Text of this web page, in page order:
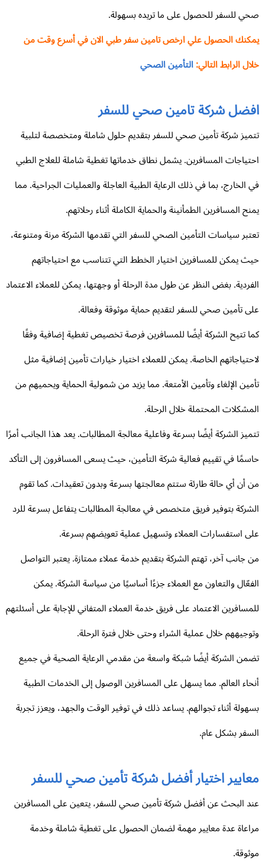
للسفر للحصول على ما تريده بسهولة.
الحصول علي ارخص تامين سفر طبي الان في أسرع وقت من
الرابط التالي:التأمين الصحي
شركة تامين صحي للسفر
شركة تأمين صحي للسفر بتقديم حلول شاملة ومتخصصة لتلبية
المسافرين. يشمل نطاق خدماتها تغطية شاملة للعلاج الطبي
الخارج، بما في ذلك الرعاية الطبية العاجلة والعمليات الجراحية. مما
المسافرين الطمأنينة والحماية الكاملة أثناء رحلاتهم.
سياسات التأمين الصحي للسفر التي تقدمها الشركة مرنة ومتنوعة،
يمكن للمسافرين اختيار الخطط التي تتناسب مع احتياجاتهم
بغض النظر عن طول مدة الرحلة أو وجهتها، يمكن للعملاء الاعتماد
تأمين صحي للسفر لتقديم حماية موثوقة وفعالة.
تتيح الشركة أيضًا للمسافرين فرصة تخصيص تغطية إضافية وفقًا
الخاصة. يمكن للعملاء اختيار خيارات تأمين إضافية مثل
الإلغاء وتأمين الأمتعة. مما يزيد من شمولية الحماية ويحميهم من
المحتملة خلال الرحلة.
الشركة أيضًا بسرعة وفاعلية معالجة المطالبات. يعد هذا الجانب أمرًا
في تقييم فعالية شركة التأمين، حيث يسعى المسافرون إلى التأكد
أن أي حالة طارئة ستتم معالجتها بسرعة وبدون تعقيدات. كما تقوم
بتوفير فريق متخصص في معالجة المطالبات يتفاعل بسرعة للرد
استفسارات العملاء وتسهيل عملية تعويضهم بسرعة.
جانب آخر، تهتم الشركة بتقديم خدمة عملاء ممتازة. يعتبر التواصل
والتعاون مع العملاء جزءًا أساسيًا من سياسة الشركة. يمكن
الاعتماد على فريق خدمة العملاء المتفاني للإجابة على أسئلتهم
خلال عملية الشراء وحتى خلال فترة الرحلة.
الشركة أيضًا شبكة واسعة من مقدمي الرعاية الصحية في جميع
العالم. مما يسهل على المسافرين الوصول إلى الخدمات الطبية
أثناء تجوالهم. يساعد ذلك في توفير الوقت والجهد، ويعزز تجربة
بشكل عام.
اختيار أفضل شركة تأمين صحي للسفر
البحث عن أفضل شركة تأمين صحي للسفر، يتعين على المسافرين
عدة معايير مهمة لضمان الحصول على تغطية شاملة وخدمة